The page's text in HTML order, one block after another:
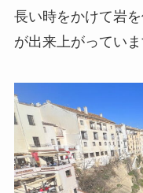
長い時をかけて岩
が出来上がっていま